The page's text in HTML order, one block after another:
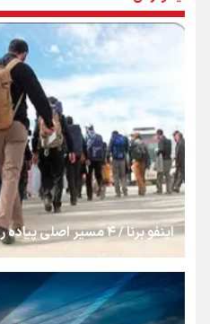
بنزین؛ تدبیری برای
«هورامان»؛ میراثی
شکستگیِ بزرگ؛
رسانه ملی و حق
اینفو برنا / ۴ مسیر اصلی پیاده روی اربعین در عراق